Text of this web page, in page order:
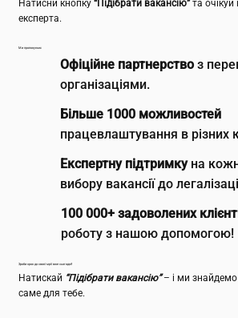
Натисни кнопку “Підібрати вакансію”та очікуй
експерта.
Ми пропонуємо:
Офіційне партнерствоз
організаціями.
Більше 1000 можливостей
працевлаштування в різних
Експертну підтримкуна
вибору вакансії до
100 000+ задоволених
роботу з нашою допомогою!
Зроби крок до своєї мрії вже сьогодні!
Натискай “Підібрати вакансію” – і ми
саме для тебе.